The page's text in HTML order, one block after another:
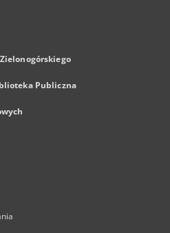
Publiczna